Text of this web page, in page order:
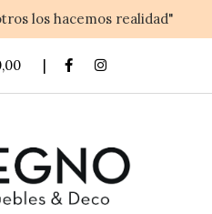
los hacemos realidad"